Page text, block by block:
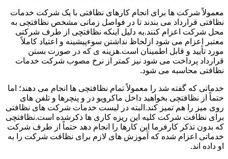
معمولاً شرکت ها برای انجام کارهای نظافتی با یک شرکت خدمات
نظافتی قرارداد می بندند تا در فواصل زمانی مشخص نظافتچی به
محل شرکت اعزام کنند.به دلیل اینکه نظافتچی از طرف شرکتی
معتبر اعزام می شود ازلحاظ نداشتن سوءپیشینه و اعتیاد کاملاً
مورد تأیید و قابل اطمینان است.هزینه ی که در صورت بستن
قرارداد پرداخت می شود نیز کمتر از نرخ مصوب شرکت خدمات
نظافتی محاسبه می شود.
خدماتی که گفته شد را معمولاً تمام نظافتچی ها انجام می دهند؛ اما
حتماً از نظافتچی بخواهید داخل ماکرویو در و پنچرها و تلفن های
روی میز را هم تمیز کند.البته در لیست خدمات شرکت های نظافتی
برای نظافت شرکت کلیه این ریزه کاری ها ذکرشده است.نظافتچی
که بدون تذکر کارفرما این کارها را انجام دهد حتماً از طرف شرکت
خدماتی اعزام شده که آموزش های لازم برای نظافت شرکت را به
او داده اند.